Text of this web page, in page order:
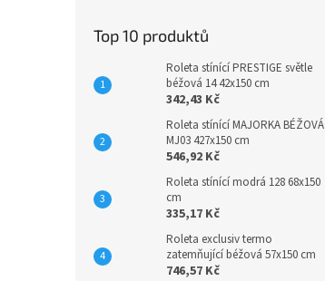
Top 10 produktů
Roleta stínící PRESTIGE světle
béžová 14 42x150 cm
342,43 Kč
Roleta stínící MAJORKA BÉŽOVÁ
MJ03 427x150 cm
546,92 Kč
Roleta stínící modrá 128 68x150
cm
335,17 Kč
Roleta exclusiv termo
zatemňující béžová 57x150 cm
746,57 Kč